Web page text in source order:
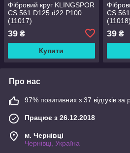
Фібровий круг KLINGSPOR
CS 561 D125 d22 P100
(11017)
39 ₴
Купити
CS
(11018)
39₴
Про нас
97% позитивних з 37 відгуків за
Працює з 26.12.2018
м. Чернівці
Чернівці, Україна